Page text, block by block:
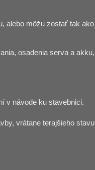
alebo môžu zostať tak ako
osadenia serva a akku,
v návode ku stavebnici.
vrátane terajšieho stavu